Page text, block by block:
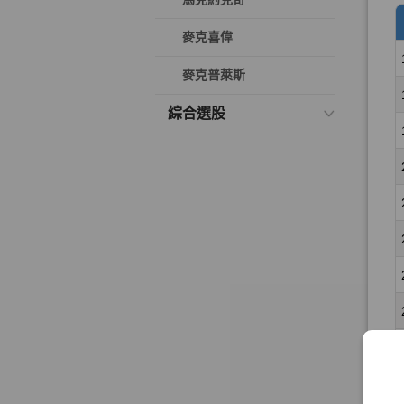
麥克喜偉
麥克普萊斯
綜合選股